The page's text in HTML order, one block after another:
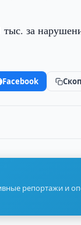
за
Facebook
репортажи и